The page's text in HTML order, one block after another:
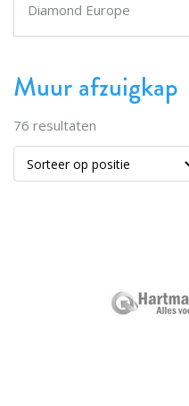
Muur afzuigkap
76 resultaten
Diamond Europe